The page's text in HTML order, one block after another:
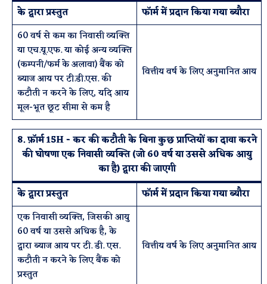
के द्वारा प्रस्तुत
फॉर्म में प्रदान किया गया ब्यौरा
60 वर्ष से कम का निवासी व्यक्ति
या एच.यू.एफ. या कोई अन्य व्यक्ति
(कम्पनी/फर्म के अलावा) बैंक को
ब्याज आय पर टी.डी.एस. की
कटौती न करने के लिए, यदि आय
मूल-भूत छूट सीमा से कम है
वित्तीय वर्ष के लिए अनुमानित आय
8. फ़ॉर्म 15H - कर की कटौती के बिना कुछ प्राप्तियों का दावा करने
की घोषणा एक निवासी व्यक्ति (जो 60 वर्ष या उससे अधिक आयु
का है) द्वारा की जाएगी
के द्वारा प्रस्तुत
फॉर्म में प्रदान किया गया ब्यौरा
एक निवासी व्यक्ति, जिसकी आयु
60 वर्ष या उससे अधिक है, के
द्वारा ब्याज आय पर टी. डी. एस.
कटौती न करने के लिए बैंक को
प्रस्तुत
वित्तीय वर्ष के लिए अनुमानित आय